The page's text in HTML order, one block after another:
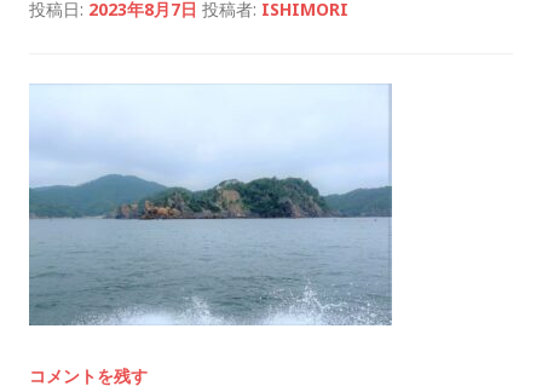
投稿日: 2023年8月7日 投稿者: ISHIMORI
コメントを残す